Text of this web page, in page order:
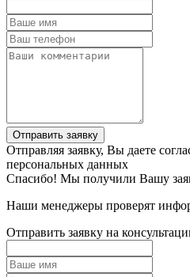
Отправить заявку
Отправляя заявку, Вы даете
персональных данных
Спасибо! Мы получили Вашу
Наши менеджеры проверят
Отправить заявку на